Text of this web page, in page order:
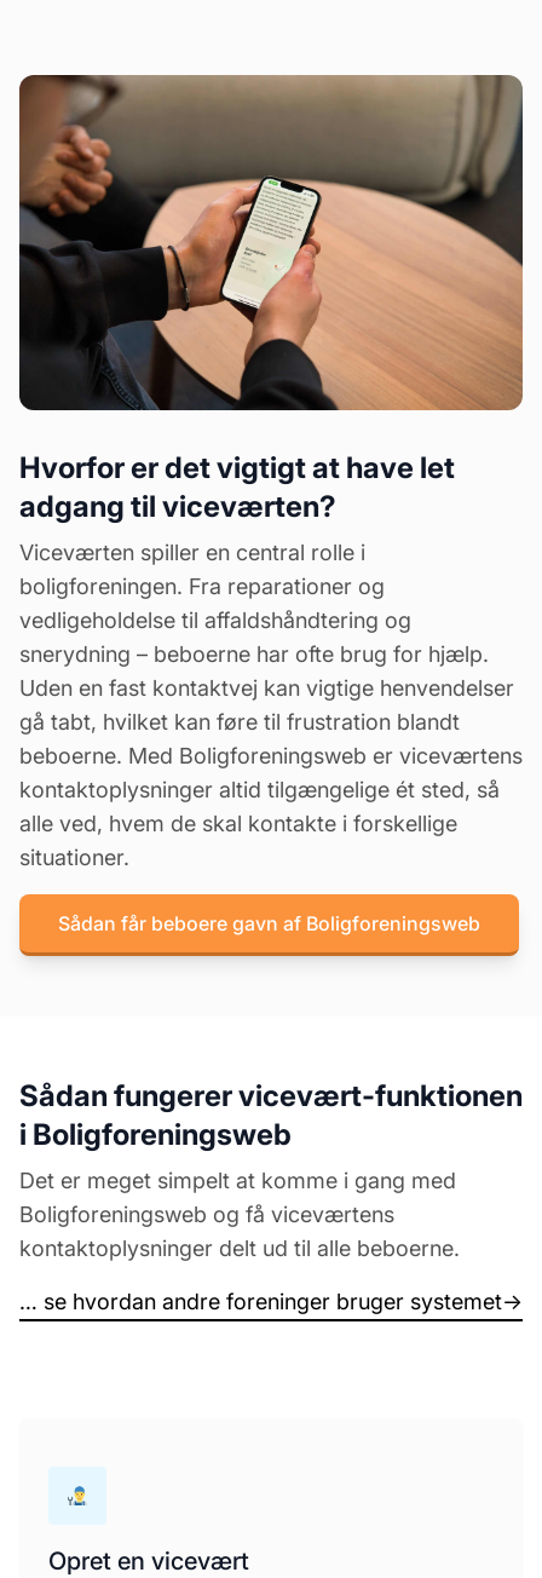
Hvorfor er det vigtigt at have let
adgang til viceværten?
Viceværten spiller en central rolle i
boligforeningen. Fra reparationer og
vedligeholdelse til affaldshåndtering og
snerydning – beboerne har ofte brug for hjælp.
Uden en fast kontaktvej kan vigtige henvendelser
gå tabt, hvilket kan føre til frustration blandt
beboerne. Med Boligforeningsweb er viceværtens
kontaktoplysninger altid tilgængelige ét sted, så
alle ved, hvem de skal kontakte i forskellige
situationer.
Sådan får beboere gavn af Boligforeningsweb
Sådan fungerer vicevært-funktionen
i Boligforeningsweb
Det er meget simpelt at komme i gang med
Boligforeningsweb og få viceværtens
kontaktoplysninger delt ud til alle beboerne.
… se hvordan andre foreninger bruger systemet→
Opret en vicevært